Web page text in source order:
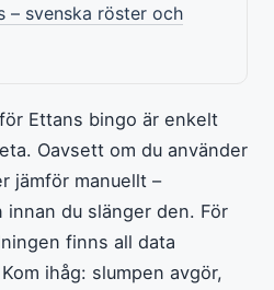
– svenska röster och
Ettans bingo är enkelt
Oavsett om du använder
jämför manuellt –
du slänger den. För
finns all data
ihåg: slumpen avgör,